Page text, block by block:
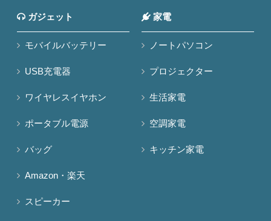
ガジェット
モバイルバッテリー
USB充電器
ワイヤレスイヤホン
ポータブル電源
バッグ
Amazon・楽天
スピーカー
家電
ノートパソコン
プロジェクター
生活家電
空調家電
キッチン家電